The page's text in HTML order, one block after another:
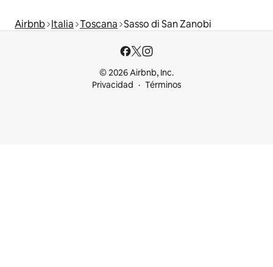
Airbnb Italia Toscana Sasso di San Zanobi
© 2026 Airbnb, Inc.
Privacidad
Términos